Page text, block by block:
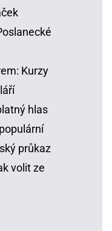
Kurzy
hlas
průkaz
volit ze